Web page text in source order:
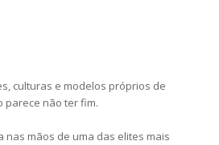
culturas e modelos próprios de
parece não ter fim.
mãos de uma das elites mais